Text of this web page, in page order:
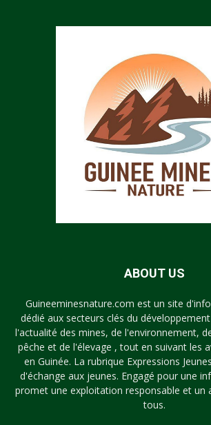
ABOUT US
Guineeminesnature.com est un site
dédié aux secteurs clés du
l'actualité des mines, de l'environnement,
pêche et de l'élevage , tout en suivant les
en Guinée. La rubrique Expressions
d'échange aux jeunes. Engagé pour une
promet une exploitation responsable et un
tous.